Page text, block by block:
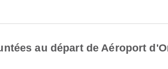
au départ de Aéroport